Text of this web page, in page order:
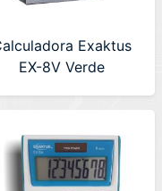
Exaktus
EX-8V Verde